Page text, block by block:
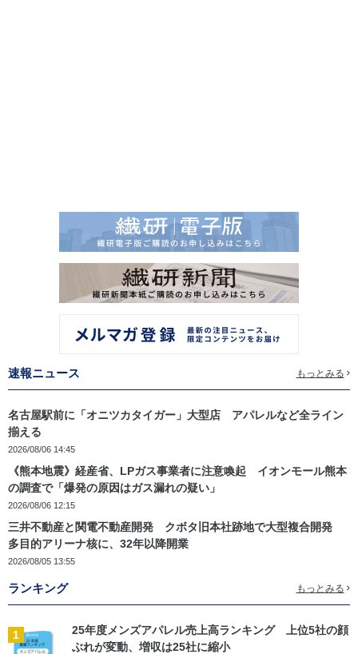
速報ニュース もっとみる
名古屋駅前に「オニツカタイガー」大型店 アパレルなど全ライン
揃える
2026/08/06 14:45
《熊本地震》経産省、LPガス事業者に注意喚起 イオンモール熊本
の調査で「爆発の原因はガス漏れの疑い」
2026/08/06 12:15
三井不動産と関電不動産開発 クボタ旧本社跡地で大型複合開発
多目的アリーナ核に、32年以降開業
2026/08/05 13:55
ランキング もっとみる
1
25年度メンズアパレル売上高ランキング 上位5社の顔
ぶれが変動、増収は25社に縮小